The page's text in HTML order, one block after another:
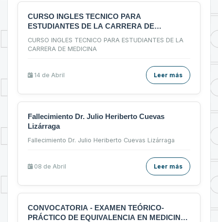
CURSO INGLES TECNICO PARA
ESTUDIANTES DE LA CARRERA DE
CURSO INGLES TECNICO PARA ESTUDIANTES DE LA
CARRERA DE MEDICINA
14 de Abril Leer más
Fallecimiento Dr. Julio Heriberto Cuevas
Lizárraga
Fallecimiento Dr. Julio Heriberto Cuevas Lizárraga
08 de Abril Leer más
CONVOCATORIA - EXAMEN TEÓRICO-
PRÁCTICO DE EQUIVALENCIA EN MEDICINA,